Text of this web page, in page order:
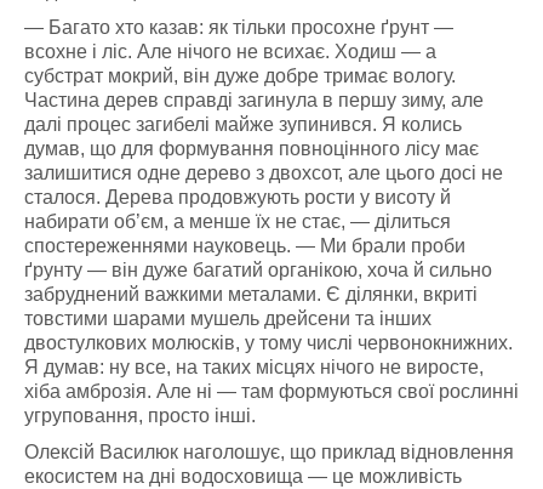
— Багато хто казав: як тільки просохне ґрунт —
всохне і ліс. Але нічого не всихає. Ходиш — а
субстрат мокрий, він дуже добре тримає вологу.
Частина дерев справді загинула в першу зиму, але
далі процес загибелі майже зупинився. Я колись
думав, що для формування повноцінного лісу має
залишитися одне дерево з двохсот, але цього досі не
сталося. Дерева продовжують рости у висоту й
набирати об’єм, а менше їх не стає, — ділиться
спостереженнями науковець. — Ми брали проби
ґрунту — він дуже багатий органікою, хоча й сильно
забруднений важкими металами. Є ділянки, вкриті
товстими шарами мушель дрейсени та інших
двостулкових молюсків, у тому числі червонокнижних.
Я думав: ну все, на таких місцях нічого не виросте,
хіба амброзія. Але ні — там формуються свої рослинні
угруповання, просто інші.
Олексій Василюк наголошує, що приклад відновлення
екосистем на дні водосховища — це можливість